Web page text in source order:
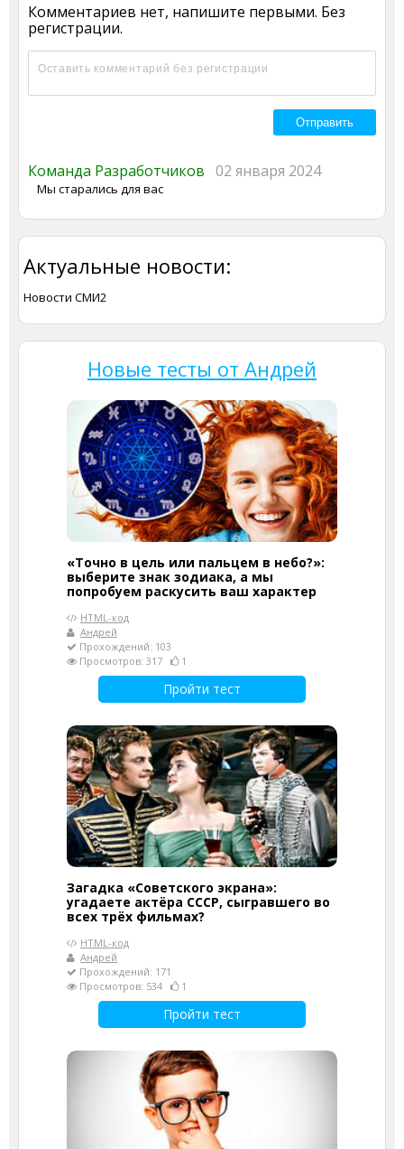
Комментариев нет, напишите первыми. Без
регистрации.
Команда Разработчиков 02 января 2024
Мы старались для вас
Актуальные новости:
Новости СМИ2
Новые тесты от Андрей
«Точно в цель или пальцем в небо?»:
выберите знак зодиака, а мы
попробуем раскусить ваш характер
HTML-код
Андрей
Прохождений: 103
Просмотров: 317
1
Пройти тест
Загадка «Советского экрана»:
угадаете актёра СССР, сыгравшего во
всех трёх фильмах?
HTML-код
Андрей
Прохождений: 171
Просмотров: 534
1
Пройти тест